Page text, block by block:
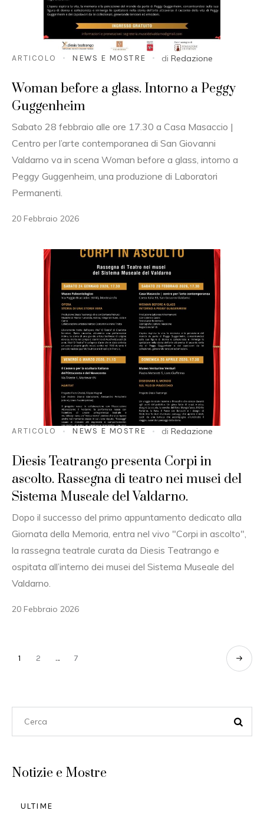
ARTICOLO NEWS E MOSTRE diRedazione
Woman before a glass. Intorno a Peggy
Guggenheim
Sabato 28 febbraio alle ore 17.30 a Casa Masaccio |
Centro per l’arte contemporanea di San Giovanni
Valdarno va in scena Woman before a glass, intorno a
Peggy Guggenheim, una produzione di Laboratori
Permanenti.
20 Febbraio 2026
ARTICOLO NEWS E MOSTRE diRedazione
Diesis Teatrango presenta Corpi in
ascolto. Rassegna di teatro nei musei del
Sistema Museale del Valdarno.
Dopo il successo del primo appuntamento dedicato alla
Giornata della Memoria, entra nel vivo "Corpi in ascolto",
la rassegna teatrale curata da Diesis Teatrango e
ospitata all’interno dei musei del Sistema Museale del
Valdarno.
20 Febbraio 2026
1 2 … 7
Notizie e Mostre
ULTIME